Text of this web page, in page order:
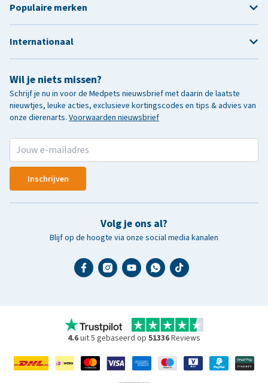
Wil je niets missen?
Schrijf je nu in voor de Medpets nieuwsbrief met daarin de laatste
nieuwtjes, leuke acties, exclusieve kortingscodes en tips & advies van
onze dierenarts. Voorwaarden nieuwsbrief
Inschrijven
Volg je ons al?
Blijf op de hoogte via onze social media kanalen
Populaire merken
Internationaal
4.6uit 5 gebaseerd op 51336Reviews